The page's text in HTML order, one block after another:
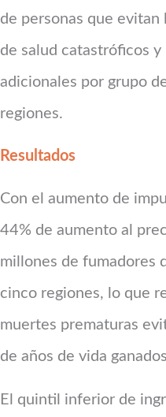
de personas que evitan
de salud catastróficos y
adicionales por grupo
regiones.
Resultados
Con el aumento de
44% de aumento al
millones de fumadores
cinco regiones, lo que
muertes prematuras
de años de vida
El quintil inferior de